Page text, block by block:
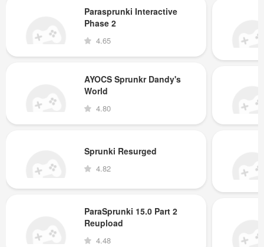
Parasprunki Interactive
Phase 2
4.65
AYOCS Sprunkr Dandy's
World
4.80
Sprunki Resurged
4.82
ParaSprunki 15.0 Part 2
Reupload
4.48